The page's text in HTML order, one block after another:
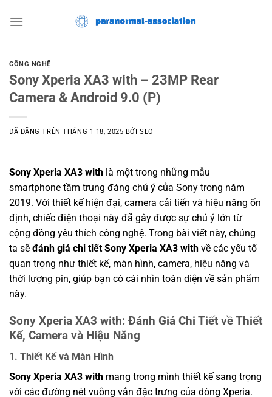
đến
CÔNG NGHỆ
Sony Xperia XA3 with – 23MP Rear
Camera & Android 9.0 (P)
ĐÃ ĐĂNG TRÊNTHÁNG 1 18, 2025 BỞISEO
Sony Xperia XA3 with là một trong những mẫu
smartphone tầm trung đáng chú ý của Sony trong năm
2019. Với thiết kế hiện đại, camera cải tiến và hiệu năng ổn
định, chiếc điện thoại này đã gây được sự chú ý lớn từ
cộng đồng yêu thích công nghệ. Trong bài viết này, chúng
ta sẽ đánh giá chi tiết Sony Xperia XA3 with về các yếu tố
quan trọng như thiết kế, màn hình, camera, hiệu năng và
thời lượng pin, giúp bạn có cái nhìn toàn diện về sản phẩm
này.
Sony Xperia XA3 with: Đánh Giá Chi Tiết về Thiết
Kế, Camera và Hiệu Năng
1. Thiết Kế và Màn Hình
Sony Xperia XA3 with mang trong mình thiết kế sang trọng
với các đường nét vuông vắn đặc trưng của dòng Xperia.